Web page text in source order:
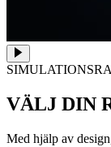
VÄLJ DIN
Med hjälp av